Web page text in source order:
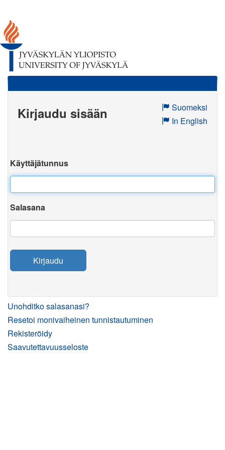
Suomeksi
In English
Kirjaudu sisään
Käyttäjätunnus
Salasana
Kirjaudu
Unohditko salasanasi?
Resetoi monivaiheinen tunnistautuminen
Rekisteröidy
Saavutettavuusseloste